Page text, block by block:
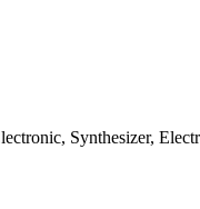
Synthesizer,